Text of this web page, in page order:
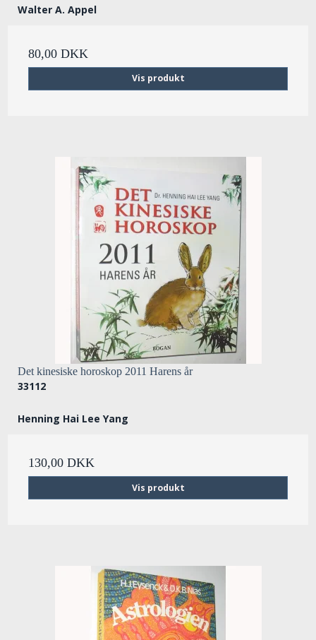
Walter A. Appel
80,00 DKK
Vis produkt
Det kinesiske horoskop 2011 Harens år
33112
Henning Hai Lee Yang
130,00 DKK
Vis produkt